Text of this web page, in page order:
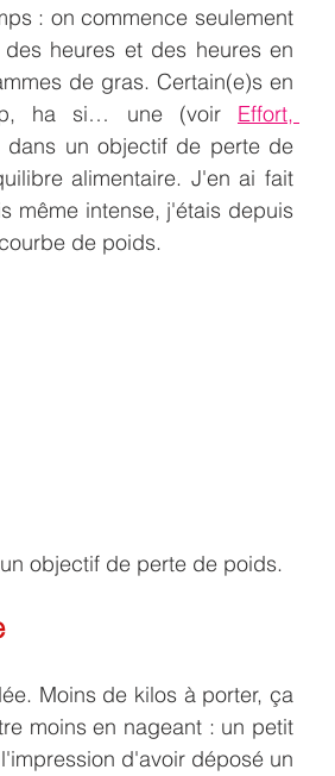
: on commence seulement
heures et des heures en
de gras. Certain(e)s en
ha si… une (voir Effort,
dans un objectif de perte de
alimentaire. J'en ai fait
même intense, j'étais depuis
de poids.
objectif de perte de poids.
Moins de kilos à porter, ça
moins en nageant : un petit
d'avoir déposé un